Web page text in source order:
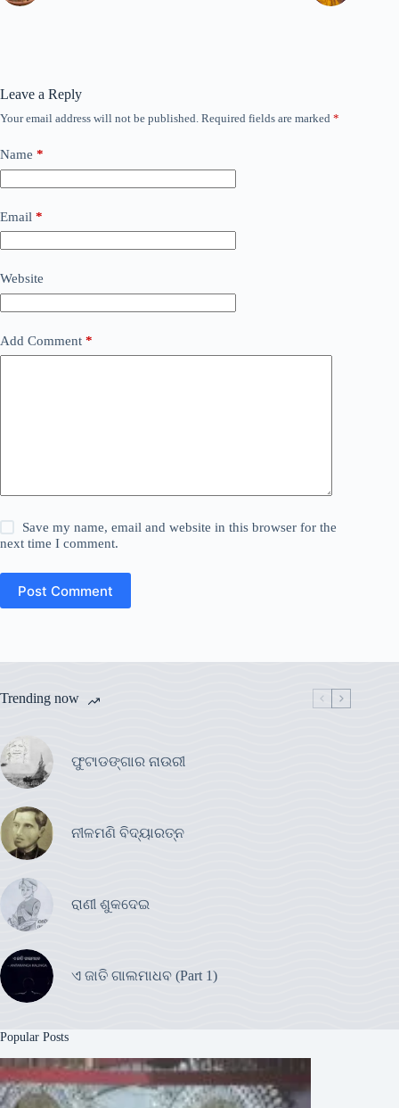
Leave a Reply
Your email address will not be published. Required fields are marked *
Name *
Email *
Website
Add Comment *
Save my name, email and website in this browser for the
next time I comment.
Post Comment
Trending now
ଫୁଟାଡଙ୍ଗାର ନାଉରୀ
ନୀଳମଣି ବିଦ୍ୟାରତ୍ନ
ରାଣୀ ଶୁକଦେଇ
ଏ ଜାତି ଗାଲମାଧବ (Part 1)
Popular Posts